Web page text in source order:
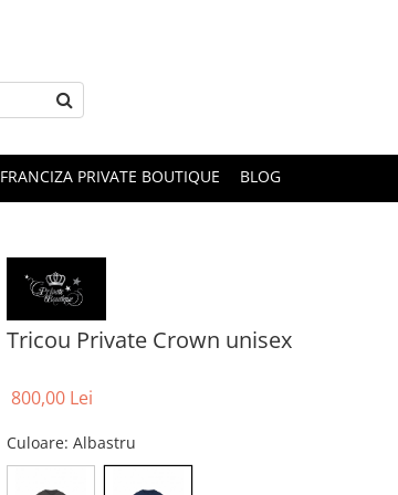
FRANCIZA PRIVATE BOUTIQUE BLOG
Tricou Private Crown unisex
800,00 Lei
Culoare: Albastru